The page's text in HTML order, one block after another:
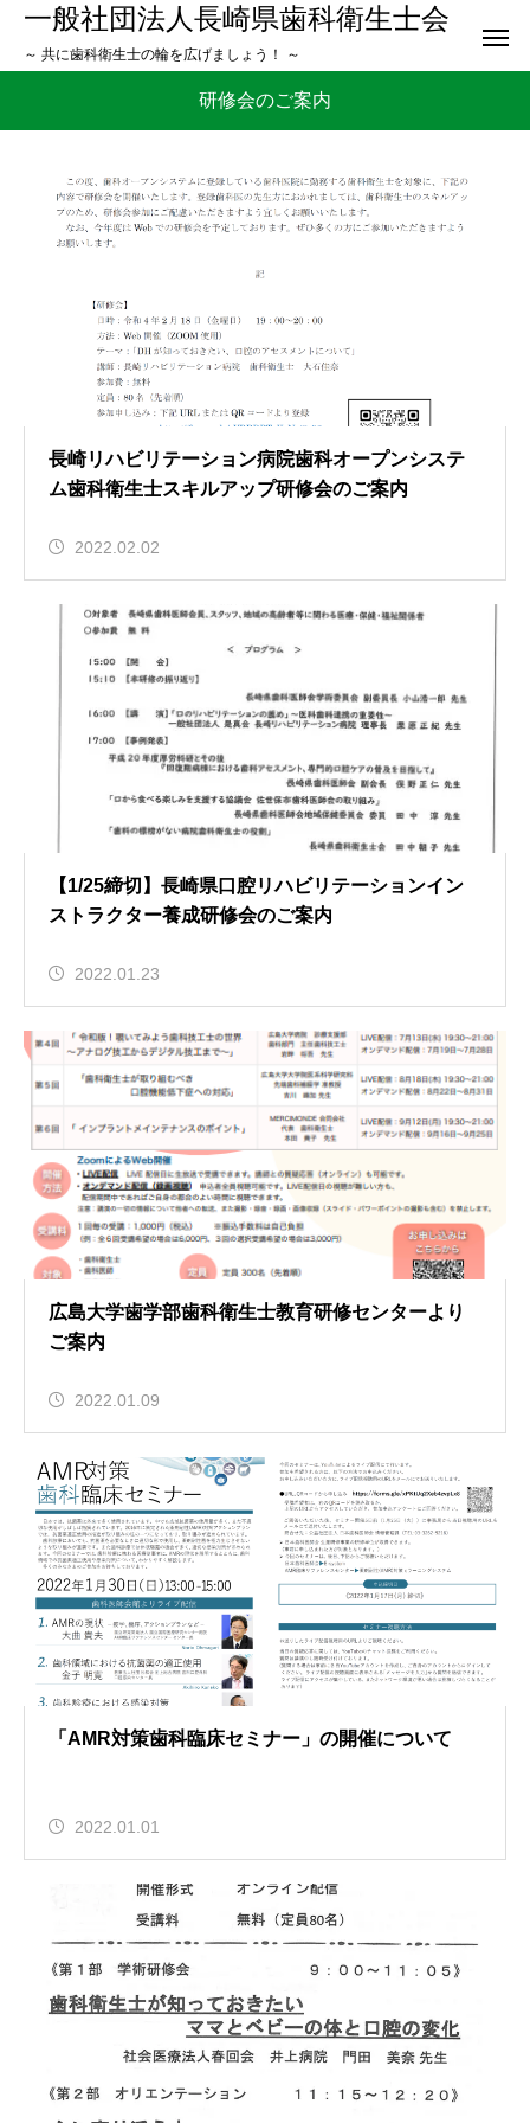
一般社団法人長崎県歯科衛生士会
～ 共に歯科衛生士の輪を広げましょう！ ～
研修会のご案内
長崎リハビリテーション病院歯科オープンシステ
ム歯科衛生士スキルアップ研修会のご案内
2022.02.02
【1/25締切】長崎県口腔リハビリテーションイン
ストラクター養成研修会のご案内
2022.01.23
広島大学歯学部歯科衛生士教育研修センターより
ご案内
2022.01.09
「AMR対策歯科臨床セミナー」の開催について
2022.01.01